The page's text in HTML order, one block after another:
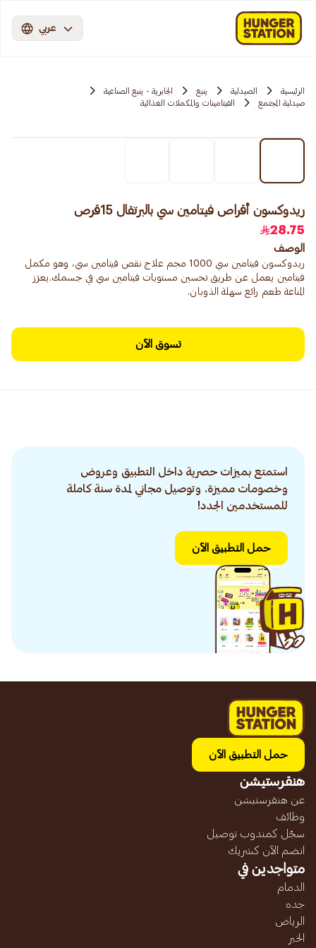
عربي
الرئيسية الصيدلية ينبع
الجابرية - ينبع الصناعية
صيدلية المجتمع
الفيتامينات والمكملات الغذائية
ريدوكسون أقراص فيتامين سي بالبرتقال 15قرص
28.75
الوصف
ريدوكسون فيتامين سي 1000 مجم علاج نقص فيتامين سي، وهو مكمل
فيتامين يعمل عن طريق تحسين مستويات فيتامين سي في جسمك.يعزز
المناعة طعم رائع سهلة الذوبان.
تسوق الآن
استمتع بميزات حصرية داخل التطبيق وعروض
وخصومات مميزة. وتوصيل مجاني لمدة سنة كاملة
للمستخدمين الجدد!
حمل التطبيق الآن
حمل التطبيق الآن
هنقرستيشن
عن هنقرستيشن
وظائف
سجّل كمندوب توصيل
انضم الآن كشريك
متواجدين في
الدمام
جده
الرياض
الخبر